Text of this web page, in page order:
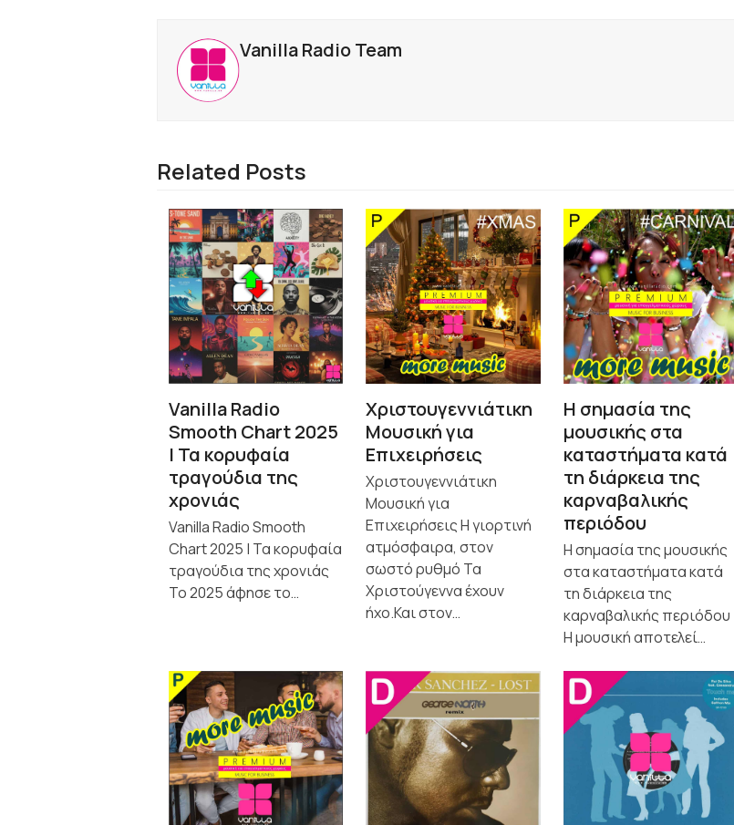
Vanilla Radio Team
Related Posts
Vanilla Radio
Smooth Chart 2025
| Τα κορυφαία
τραγούδια της
χρονιάς
Vanilla Radio Smooth
Chart 2025 | Τα κορυφαία
τραγούδια της χρονιάς
Το 2025 άφησε το…
Χριστουγεννιάτικη
Μουσική για
Επιχειρήσεις
Χριστουγεννιάτικη
Μουσική για
Επιχειρήσεις Η γιορτινή
ατμόσφαιρα, στον
σωστό ρυθμό Τα
Χριστούγεννα έχουν
ήχο.Και στον…
Η σημασία της
μουσικής στα
καταστήματα κατά
τη διάρκεια της
καρναβαλικής
περιόδου
Η σημασία της μουσικής
στα καταστήματα κατά
τη διάρκεια της
καρναβαλικής περιόδου
Η μουσική αποτελεί…